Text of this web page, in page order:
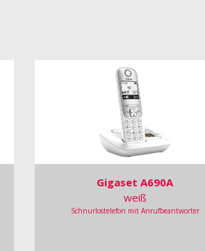
Gigaset A690A
weiß
Schnurlostelefon mit Anrufbeantworter